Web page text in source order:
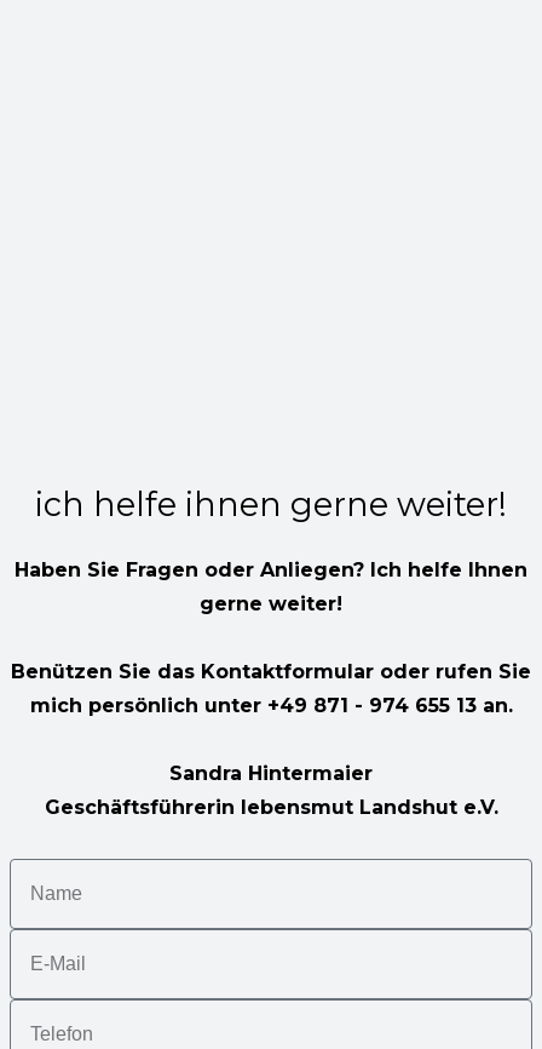
ich helfe ihnen gerne weiter!
Haben Sie Fragen oder Anliegen? Ich helfe Ihnen
gerne weiter!
Benützen Sie das Kontaktformular oder rufen Sie
mich persönlich unter +49 871 - 974 655 13 an.
Sandra Hintermaier
Geschäftsführerin lebensmut Landshut e.V.